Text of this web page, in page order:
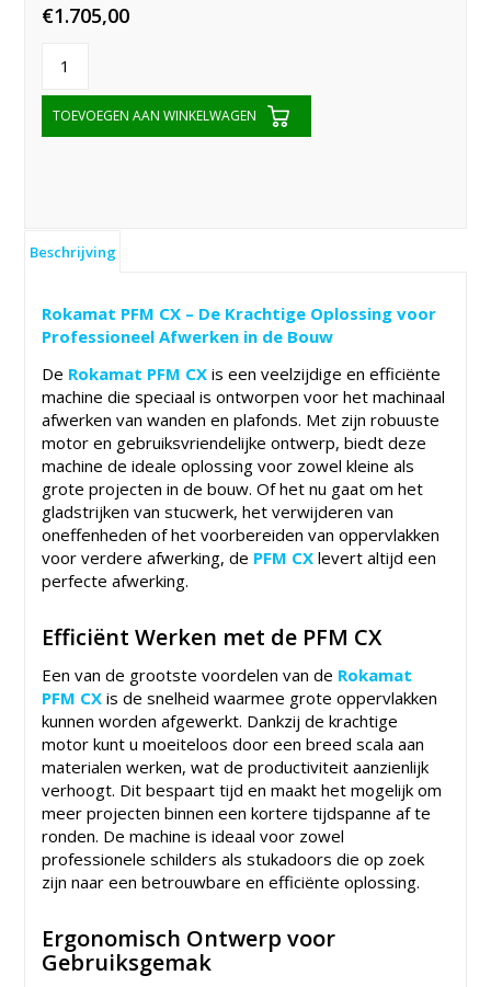
€1.705,00
TOEVOEGEN AAN WINKELWAGEN
Beschrijving
Rokamat PFM CX – De Krachtige Oplossing voor
Professioneel Afwerken in de Bouw
De Rokamat PFM CX is een veelzijdige en efficiënte
machine die speciaal is ontworpen voor het machinaal
afwerken van wanden en plafonds. Met zijn robuuste
motor en gebruiksvriendelijke ontwerp, biedt deze
machine de ideale oplossing voor zowel kleine als
grote projecten in de bouw. Of het nu gaat om het
gladstrijken van stucwerk, het verwijderen van
oneffenheden of het voorbereiden van oppervlakken
voor verdere afwerking, de PFM CX levert altijd een
perfecte afwerking.
Efficiënt Werken met de PFM CX
Een van de grootste voordelen van de Rokamat
PFM CX is de snelheid waarmee grote oppervlakken
kunnen worden afgewerkt. Dankzij de krachtige
motor kunt u moeiteloos door een breed scala aan
materialen werken, wat de productiviteit aanzienlijk
verhoogt. Dit bespaart tijd en maakt het mogelijk om
meer projecten binnen een kortere tijdspanne af te
ronden. De machine is ideaal voor zowel
professionele schilders als stukadoors die op zoek
zijn naar een betrouwbare en efficiënte oplossing.
Ergonomisch Ontwerp voor
Gebruiksgemak